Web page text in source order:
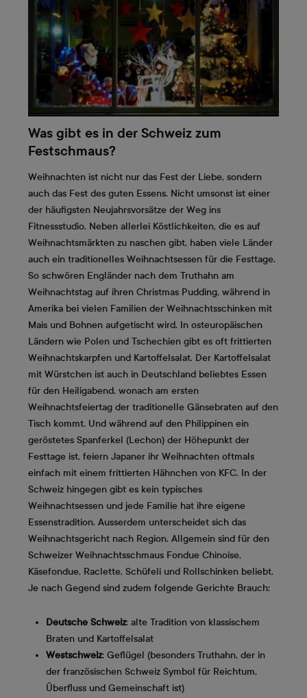
Was gibt es in der Schweiz zum
Festschmaus?
Weihnachten ist nicht nur das Fest der Liebe, sondern
auch das Fest des guten Essens. Nicht umsonst ist einer
der häufigsten Neujahrsvorsätze der Weg ins
Fitnessstudio. Neben allerlei Köstlichkeiten, die es auf
Weihnachtsmärkten zu naschen gibt, haben viele Länder
auch ein traditionelles Weihnachtsessen für die Festtage.
So schwören Engländer nach dem Truthahn am
Weihnachtstag auf ihren Christmas Pudding, während in
Amerika bei vielen Familien der Weihnachtsschinken mit
Mais und Bohnen aufgetischt wird. In osteuropäischen
Ländern wie Polen und Tschechien gibt es oft frittierten
Weihnachtskarpfen und Kartoffelsalat. Der Kartoffelsalat
mit Würstchen ist auch in Deutschland beliebtes Essen
für den Heiligabend, wonach am ersten
Weihnachtsfeiertag der traditionelle Gänsebraten auf den
Tisch kommt. Und während auf den Philippinen ein
geröstetes Spanferkel (Lechon) der Höhepunkt der
Festtage ist, feiern Japaner ihr Weihnachten oftmals
einfach mit einem frittierten Hähnchen von KFC. In der
Schweiz hingegen gibt es kein typisches
Weihnachtsessen und jede Familie hat ihre eigene
Essenstradition. Ausserdem unterscheidet sich das
Weihnachtsgericht nach Region. Allgemein sind für den
Schweizer Weihnachtsschmaus Fondue Chinoise,
Käsefondue, Raclette, Schüfeli und Rollschinken beliebt.
Je nach Gegend sind zudem folgende Gerichte Brauch:
Deutsche Schweiz: alte Tradition von klassischem
Braten und Kartoffelsalat
Westschweiz: Geflügel (besonders Truthahn, der in
der französischen Schweiz Symbol für Reichtum,
Überfluss und Gemeinschaft ist)